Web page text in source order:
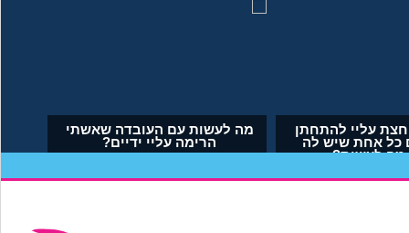
לא הבאתי
איך
אמא שלי לוחצת עליי להתחתן
בשידוך עם כל אחת שיש לה
דופק, מה לעשות?